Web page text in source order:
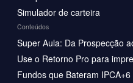
Simulador de carteira
Conteúdos
Super Aula: Da Prospecção
Use o Retorno Pro para
Fundos que Bateram IPCA+6